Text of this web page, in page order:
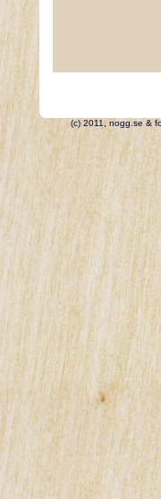
(c) 2011,